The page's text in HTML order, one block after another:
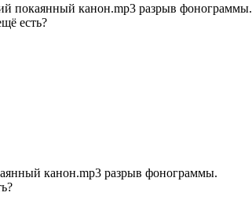
покаянный канон.mp3 разрыв фонограммы.
есть?
канон.mp3 разрыв фонограммы.